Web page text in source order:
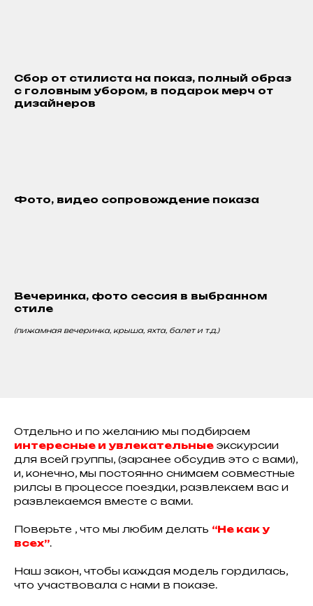
Сбор от стилиста на показ, полный образ
с головным убором, в подарок мерч от
дизайнеров
Фото, видео сопровождение показа
Вечеринка, фото сессия в выбранном
стиле
(пижамная вечеринка, крыша, яхта, балет и т.д.)
Отдельно и по желанию мы подбираем
интересные и увлекательные экскурсии
для всей группы, (заранее обсудив это с вами),
и, конечно, мы постоянно снимаем совместные
рилсы в процессе поездки, развлекаем вас и
развлекаемся вместе с вами.
Поверьте , что мы любим делать “Не как у
всех”.
Наш закон, чтобы каждая модель гордилась,
что участвовала с нами в показе.